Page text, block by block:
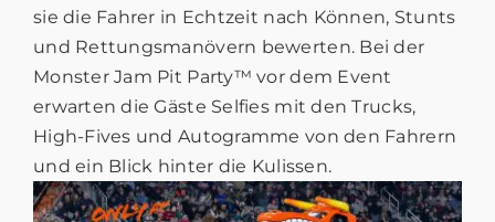
sie die Fahrer in Echtzeit nach Können, Stunts
und Rettungsmanövern bewerten. Bei der
Monster Jam Pit Party™ vor dem Event
erwarten die Gäste Selfies mit den Trucks,
High-Fives und Autogramme von den Fahrern
und ein Blick hinter die Kulissen.